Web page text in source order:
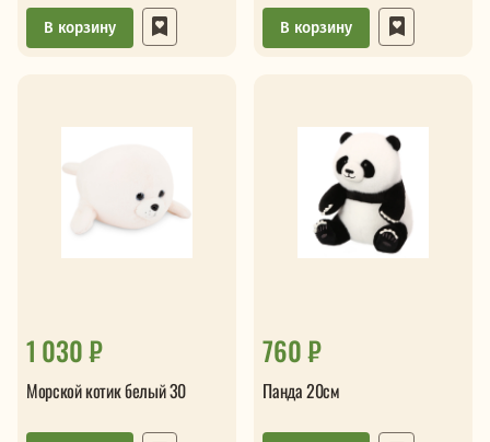
В корзину В корзину
1 030 ₽
Морской котик белый 30
760 ₽
Панда 20см